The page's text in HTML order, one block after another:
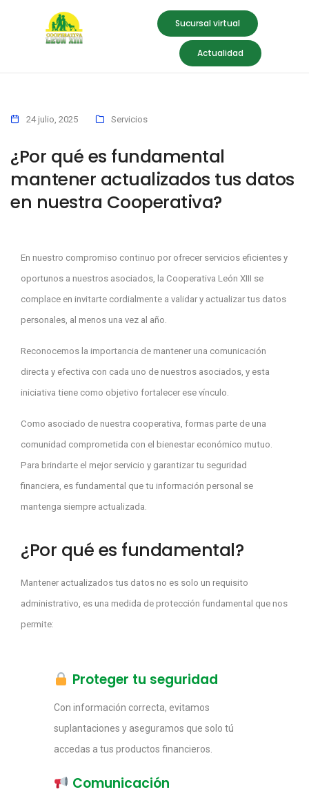
Sucursal virtual
Actualidad
24 julio, 2025 Servicios
¿Por qué es fundamental
mantener actualizados tus datos
en nuestra Cooperativa?
En nuestro compromiso continuo por ofrecer servicios eficientes y
oportunos a nuestros asociados, la Cooperativa León XIII se
complace en invitarte cordialmente a validar y actualizar tus datos
personales, al menos una vez al año.
Reconocemos la importancia de mantener una comunicación
directa y efectiva con cada uno de nuestros asociados, y esta
iniciativa tiene como objetivo fortalecer ese vínculo.
Como asociado de nuestra cooperativa, formas parte de una
comunidad comprometida con el bienestar económico mutuo.
Para brindarte el mejor servicio y garantizar tu seguridad
financiera, es fundamental que tu información personal se
mantenga siempre actualizada.
¿Por qué es fundamental?
Mantener actualizados tus datos no es solo un requisito
administrativo, es una medida de protección fundamental que nos
permite:
Proteger tu seguridad
Con información correcta, evitamos
suplantaciones y aseguramos que solo tú
accedas a tus productos financieros.
Comunicación